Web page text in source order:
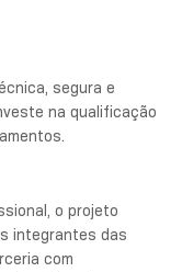
segura e
na qualificação
o projeto
integrantes das
com